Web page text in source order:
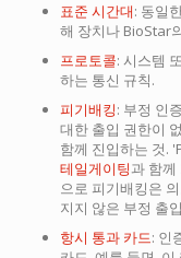
표준 시간대: 동일
해 장치나 BioStar
프로토콜: 시스템
하는 통신 규칙.
피기배킹: 부정 인
대한 출입 권한이
함께 진입하는 것.
테일게이팅과 함께
으로 피기배킹은
지지 않은 부정 출
항시 통과 카드: 인